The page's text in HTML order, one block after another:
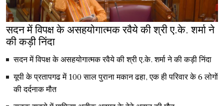
सदन में विपक्ष के असहयोगात्मक रवैये की श्री ए.के. शर्मा ने
की कड़ी निंदा
सदन में विपक्ष के असहयोगात्मक रवैये की श्री ए.के. शर्मा ने की कड़ी निंदा
यूपी के प्रतापगढ में 100 साल पुराना मकान ढहा, एक ही परिवार के 6 लोगों
की दर्दनाक मौत